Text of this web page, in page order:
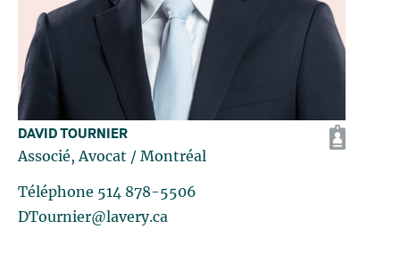
DAVID TOURNIER
Associé, Avocat / Montréal
Téléphone 514 878-5506
DTournier@lavery.ca